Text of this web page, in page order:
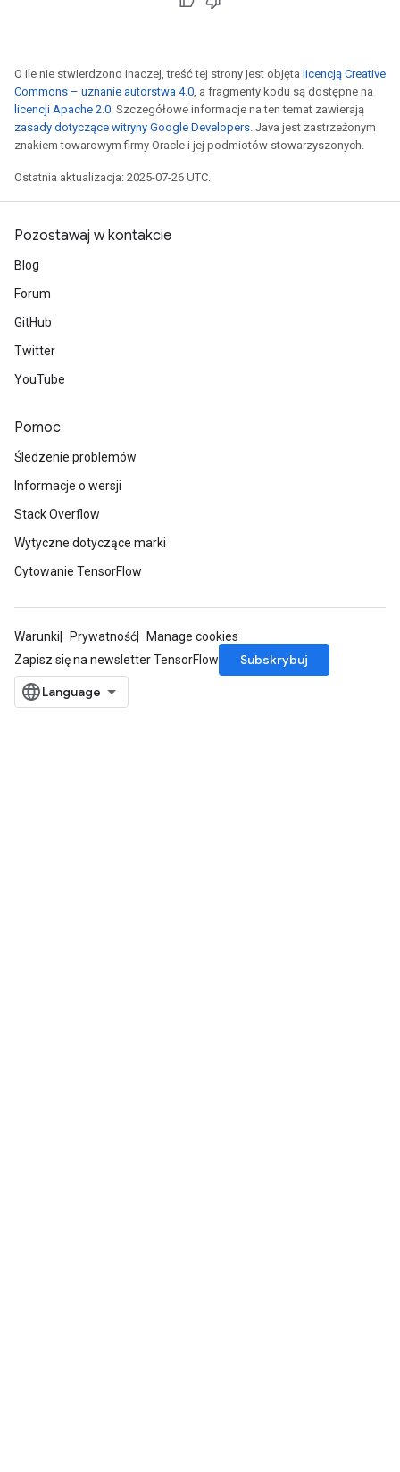
O ile nie stwierdzono inaczej, treść tej strony jest objęta licencją Creative
Commons – uznanie autorstwa 4.0, a fragmenty kodu są dostępne na
licencji Apache 2.0. Szczegółowe informacje na ten temat zawierają
zasady dotyczące witryny Google Developers. Java jest zastrzeżonym
znakiem towarowym firmy Oracle i jej podmiotów stowarzyszonych.
Ostatnia aktualizacja: 2025-07-26 UTC.
Pozostawaj w kontakcie
Blog
Forum
GitHub
Twitter
YouTube
Pomoc
Śledzenie problemów
Informacje o wersji
Stack Overflow
Wytyczne dotyczące marki
Cytowanie TensorFlow
Warunki Prywatność
Manage cookies
Zapisz się na newsletter TensorFlow
Subskrybuj